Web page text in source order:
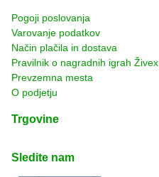
Pogoji poslovanja
Varovanje podatkov
Način plačila in dostava
Pravilnik o nagradnih igrah Živex
Prevzemna mesta
O podjetju
Trgovine
Sledite nam